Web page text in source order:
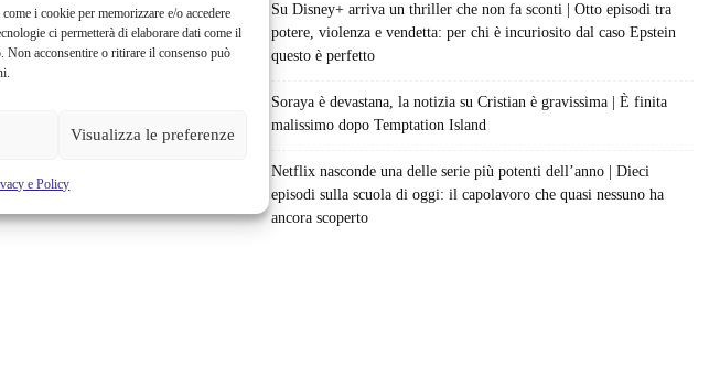
i cookie per memorizzare e/o accedere
ci permetterà di elaborare dati come il
acconsentire o ritirare il consenso può
Visualizza le preferenze
e Policy
dell'Europa tra chiese e
lasciati sfuggire la
a Palazzo Reale, magari
siete rimasti stregati al
Su Disney+ arriva un thriller che non fa sconti | Otto episodi tra
potere, violenza e vendetta: per chi è incuriosito dal caso Epstein
questo è perfetto
Soraya è devastana, la notizia su Cristian è gravissima | È finita
malissimo dopo Temptation Island
Netflix nasconde una delle serie più potenti dell’anno | Dieci
episodi sulla scuola di oggi: il capolavoro che quasi nessuno ha
ancora scoperto